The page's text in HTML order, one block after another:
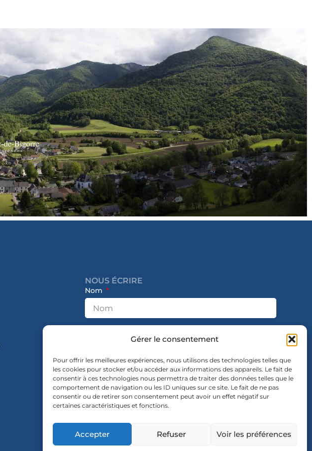
Gérer le consentement
Pour offrir les meilleures expériences, nous utilisons des technologies telles que
les cookies pour stocker et/ou accéder aux informations des appareils. Le fait de
consentir à ces technologies nous permettra de traiter des données telles que le
comportement de navigation ou les ID uniques sur ce site. Le fait de ne pas
consentir ou de retirer son consentement peut avoir un effet négatif sur
certaines caractéristiques et fonctions.
Accepter Refuser Voir les préférences
NOUS ÉCRIRE
Nom
Message